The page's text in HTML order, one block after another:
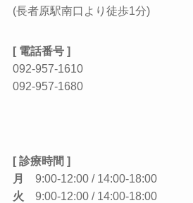
(長者原駅南口より徒歩1分)
[ 電話番号 ]
092-957-1610
092-957-1680
[ 診療時間 ]
月
9:00-12:00 / 14:00-18:00
火 9:00-12:00 / 14:00-18:00